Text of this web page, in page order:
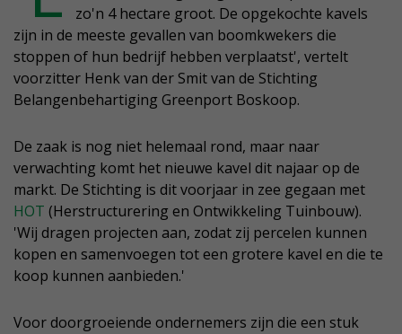
zo'n 4 hectare groot. De opgekochte kavels
zijn in de meeste gevallen van boomkwekers die
stoppen of hun bedrijf hebben verplaatst', vertelt
voorzitter Henk van der Smit van de Stichting
Belangenbehartiging Greenport Boskoop.
De zaak is nog niet helemaal rond, maar naar
verwachting komt het nieuwe kavel dit najaar op de
markt. De Stichting is dit voorjaar in zee gegaan met
HOT (Herstructurering en Ontwikkeling Tuinbouw).
'Wij dragen projecten aan, zodat zij percelen kunnen
kopen en samenvoegen tot een grotere kavel en die te
koop kunnen aanbieden.'
Voor doorgroeiende ondernemers zijn die een stuk